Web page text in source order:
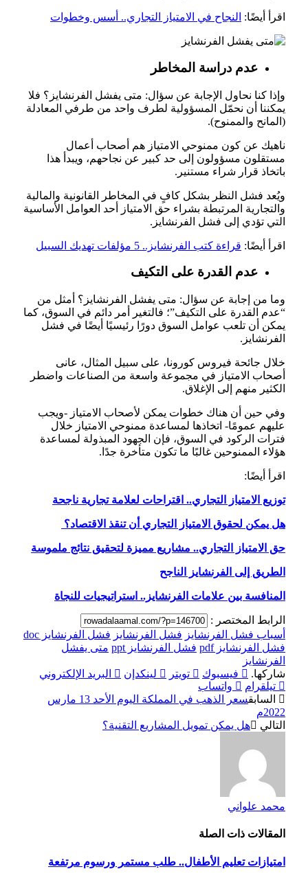
اقرأ أيضًا: النجاح في الامتياز التجاري.. أسس وخطوات
عدم دراسة المخاطر
وإذا كنا نحاول الإجابة عن سؤال: متى يفشل الفرنشايز؟ فلا
يمكننا أن نحمّل المسؤولية لطرف واحد من طرفي المعادلة
(المانح والممنوح).
ناهيك عن كون ممنوحي الامتياز هم أصحاب أعمال
مستقلون مسؤولون إلى حد كبير عن نجاحهم، ويبدأ هذا
باتخاذ قرار شراء مستنير.
ويُعد فشل النظر بشكل كافٍ في المخاطر القانونية والمالية
والتجارية المرتبطة بشراء حق الامتياز أحد العوامل الأساسية
التي تؤدي إلى فشل الفرنشايز.
اقرأ أيضًا: قراءة كتب الفرنشايز.. 5 مؤلفات تهديك السبيل
عدم القدرة على التكيف
وما من إجابة عن سؤال: متى يفشل الفرنشايز؟ أمثل من
“عدم القدرة على التكيف”؛ فالتغير أمر دائم في السوق، كما
يمكن أن تلعب عوامل السوق دورًا رئيسيًا أيضًا في فشل
الفرنشايز.
خلال جائحة فيروس كورونا، على سبيل المثال، عانى
أصحاب الامتياز في مجموعة واسعة من الصناعات واضطر
الكثير منهم إلى الإغلاق.
وفي حين أن هناك خطوات يمكن لأصحاب الامتياز -ويجب
عليهم عمومًا- اتخاذها لمساعدة ممنوحي الامتياز خلال
فترات الركود في السوق، فإن الجهود المبذولة لمساعدة
هؤلاء الممنوحين غالبًا ما تكون متأخرة جدًا.
اقرأ أيضًا:
توزيع الامتياز التجاري.. اقتراحات لعلامة تجارية ناجحة
هل يمكن لحقوق الامتياز التجاري أن تنقذ الاقتصاد؟
حق الامتياز التجاري.. مشاريع مميزة لتحقيق نتائج ملموسة
الطريق إلى الفرنشايز الناجح
المنافسة بين علامات الفرنشايز.. استراتيجيات للنجاة
الرابط المختصر :
أسباب فشل الفرنشايز فشل الفرنشايز فشل الفرنشايز doc
فشل الفرنشايز pdf
فشل الفرنشايز ppt
متى يفشل
الفرنشايز
شاركها.
فيسبوك تويتر لينكدإن
البريد الإلكتروني
تيلقرام
واتساب
السابق
سعر الذهب في المملكة اليوم الأحد 13 مارس
2022م
التالي
هل يمكن تمويل المشاريع التقنية؟
محمد علواني
المقالات ذات الصلة
امتيازات تعليم الأطفال.. طلب مستمر ورسوم مرتفعة